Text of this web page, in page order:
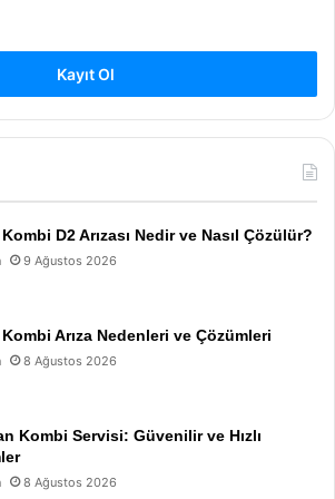
Kayıt Ol
D2 Arızası Nedir ve Nasıl Çözülür?
9 Ağustos 2026
Arıza Nedenleri ve Çözümleri
8 Ağustos 2026
Kombi Servisi: Güvenilir ve Hızlı
8 Ağustos 2026